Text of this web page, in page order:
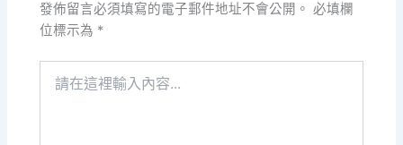
發佈留言必須填寫的電子郵件地址不會公開。 必填欄
位標示為 *